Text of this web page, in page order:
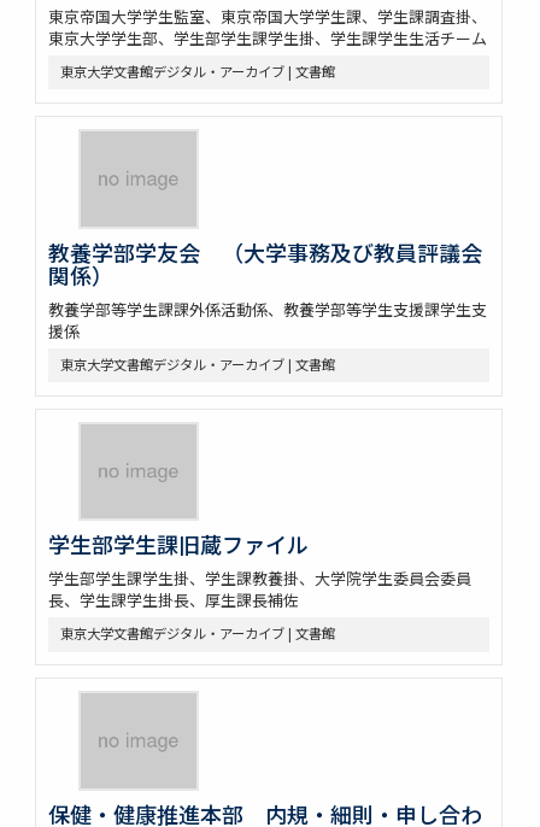
東京帝国大学学生監室、東京帝国大学学生課、学生課調査掛、
東京大学学生部、学生部学生課学生掛、学生課学生生活チーム
東京大学文書館デジタル・アーカイブ | 文書館
教養学部学友会 （大学事務及び教員評議会
関係）
教養学部等学生課課外係活動係、教養学部等学生支援課学生支
援係
東京大学文書館デジタル・アーカイブ | 文書館
学生部学生課旧蔵ファイル
学生部学生課学生掛、学生課教養掛、大学院学生委員会委員
長、学生課学生掛長、厚生課長補佐
東京大学文書館デジタル・アーカイブ | 文書館
保健・健康推進本部 内規・細則・申し合わ